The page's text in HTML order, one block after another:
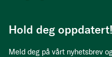
Hold deg oppdatert!
Meld deg på vårt nyhetsbrev